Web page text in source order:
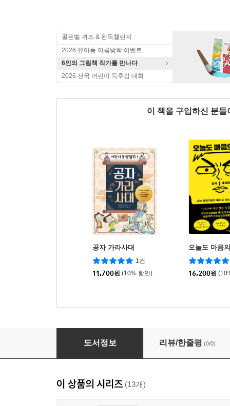
골든벨 퀴즈 & 완독챌린지
2026 유아동 여름방학 이벤트
6인의 그림책 작가를 만나다
2026 전국 어린이 독후감 대회
이 책을 구입하신 분
공자 가라사대
1건
11,700원 (10% 할인)
오늘도 마음
16,200원
벌거벗은 한국사 13
도서정보 리뷰/한줄평 (0/0)
이 상품의 시리즈 (13개)